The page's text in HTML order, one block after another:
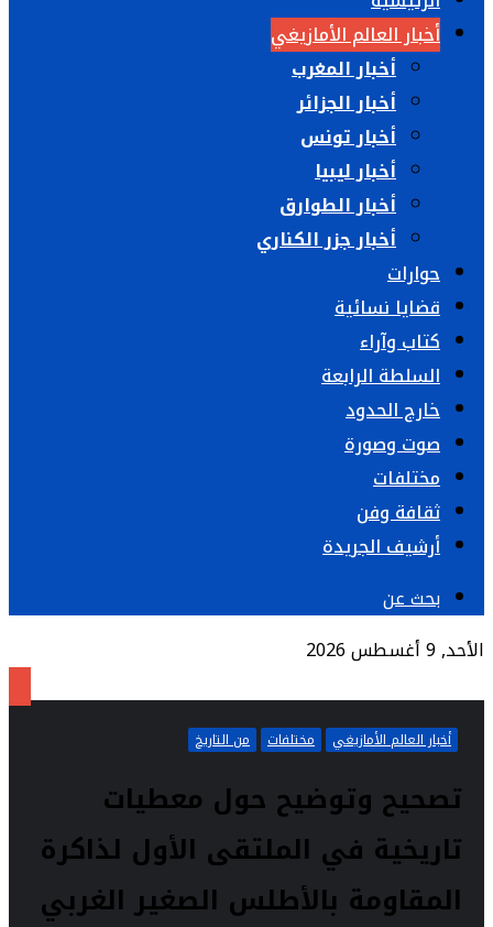
أخبار العالم الأمازيغي
أخبار المغرب
أخبار الجزائر
أخبار تونس
أخبار ليبيا
أخبار الطوارق
أخبار جزر الكناري
حوارات
قضايا نسائية
كتاب وآراء
السلطة الرابعة
خارج الحدود
صوت وصورة
مختلفات
ثقافة وفن
أرشيف الجريدة
بحث عن
الأحد, 9 أغسطس 2026
أخبار العالم الأمازيغي مختلفات من التاريخ
تصحيح وتوضيح حول معطيات
تاريخية في الملتقى الأول لذاكرة
المقاومة بالأطلس الصغير الغربي